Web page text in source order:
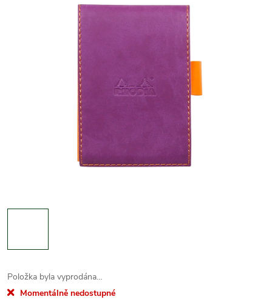
Položka byla vyprodána…
Momentálně nedostupné